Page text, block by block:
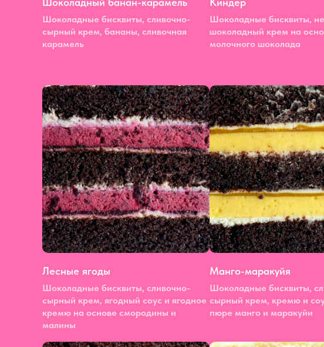
Шоколадные бисквиты, сливочно-
сырный крем, бананы, сливочная
карамель
Шоколадные бисквиты,
шоколадный крем на
молочного шоколада
Лесные ягоды
Шоколадные бисквиты, сливочно-
сырный крем, ягодный соус и ягодное
кремю на основе смородины и
малины
Манго-маракуйя
Шоколадные бисквиты,
сырный крем, кремю и
пюре манго и маракуйи